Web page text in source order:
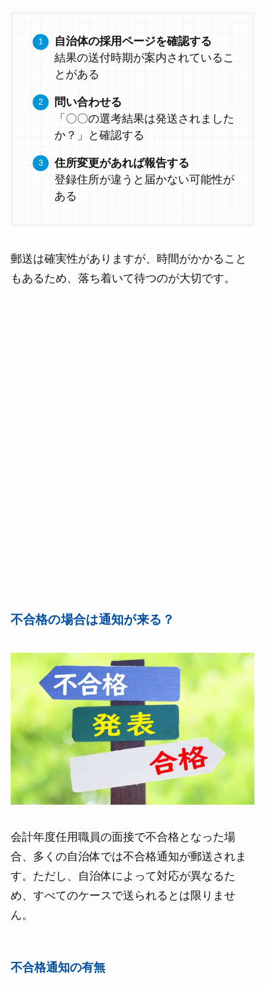
自治体の採用ページを確認する
結果の送付時期が案内されているこ
とがある
問い合わせる
「〇〇の選考結果は発送されました
か？」と確認する
住所変更があれば報告する
登録住所が違うと届かない可能性が
ある
郵送は確実性がありますが、時間がかかること
もあるため、落ち着いて待つのが大切です。
不合格の場合は通知が来る？
会計年度任用職員の面接で不合格となった場
合、多くの自治体では不合格通知が郵送されま
す。ただし、自治体によって対応が異なるた
め、すべてのケースで送られるとは限りませ
ん。
不合格通知の有無